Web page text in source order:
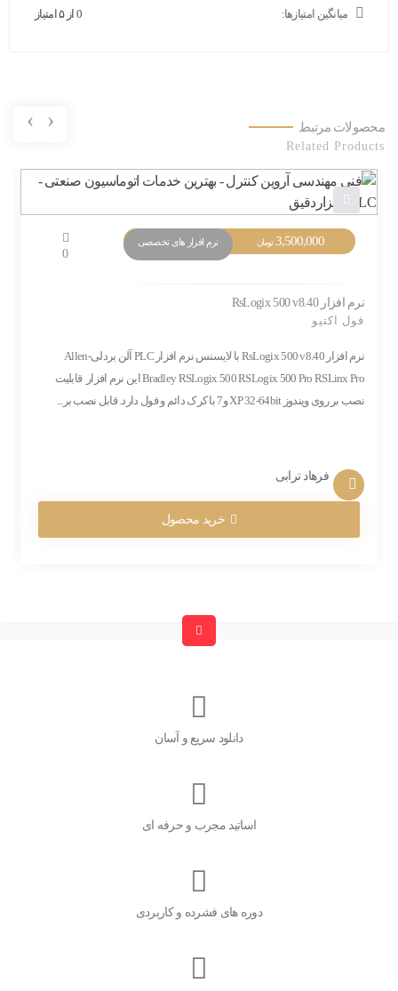
میانگین امتیازها: 0 از ۵ امتیاز
محصولات مرتبط
Related Products
3,500,000 تومان نرم افزار های تخصصی
0
نرم افزار RsLogix 500 v8.40
فول اکتیو
نرم افزار RsLogix 500 v8.40 با لایسنس نرم افزار PLC آلن بردلی-Allen
Bradley RSLogix 500 RSLogix 500 Pro RSLinx Pro این نرم افزار قابلیت
نصب بر روی ویندوز XP 32-64bit و7 با کرک دائم و فول دارد. قابل نصب بر...
فرهاد ترابی
خرید محصول
‹
›
دانلود سریع و آسان
اساتید مجرب و حرفه ای
دوره های فشرده و کاربردی